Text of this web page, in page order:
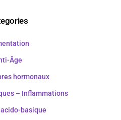
Âge
hormonaux
– Inflammations
basique